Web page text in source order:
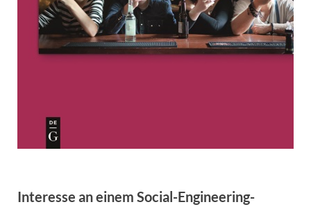
Interesse an einem Social-Engineering-